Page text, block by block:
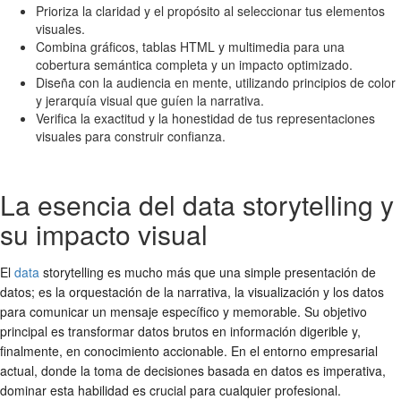
Prioriza la claridad y el propósito al seleccionar tus elementos
visuales.
Combina gráficos, tablas HTML y multimedia para una
cobertura semántica completa y un impacto optimizado.
Diseña con la audiencia en mente, utilizando principios de color
y jerarquía visual que guíen la narrativa.
Verifica la exactitud y la honestidad de tus representaciones
visuales para construir confianza.
La esencia del data storytelling y
su impacto visual
El data storytelling es mucho más que una simple presentación de
datos; es la orquestación de la narrativa, la visualización y los datos
para comunicar un mensaje específico y memorable. Su objetivo
principal es transformar datos brutos en información digerible y,
finalmente, en conocimiento accionable. En el entorno empresarial
actual, donde la toma de decisiones basada en datos es imperativa,
dominar esta habilidad es crucial para cualquier profesional.